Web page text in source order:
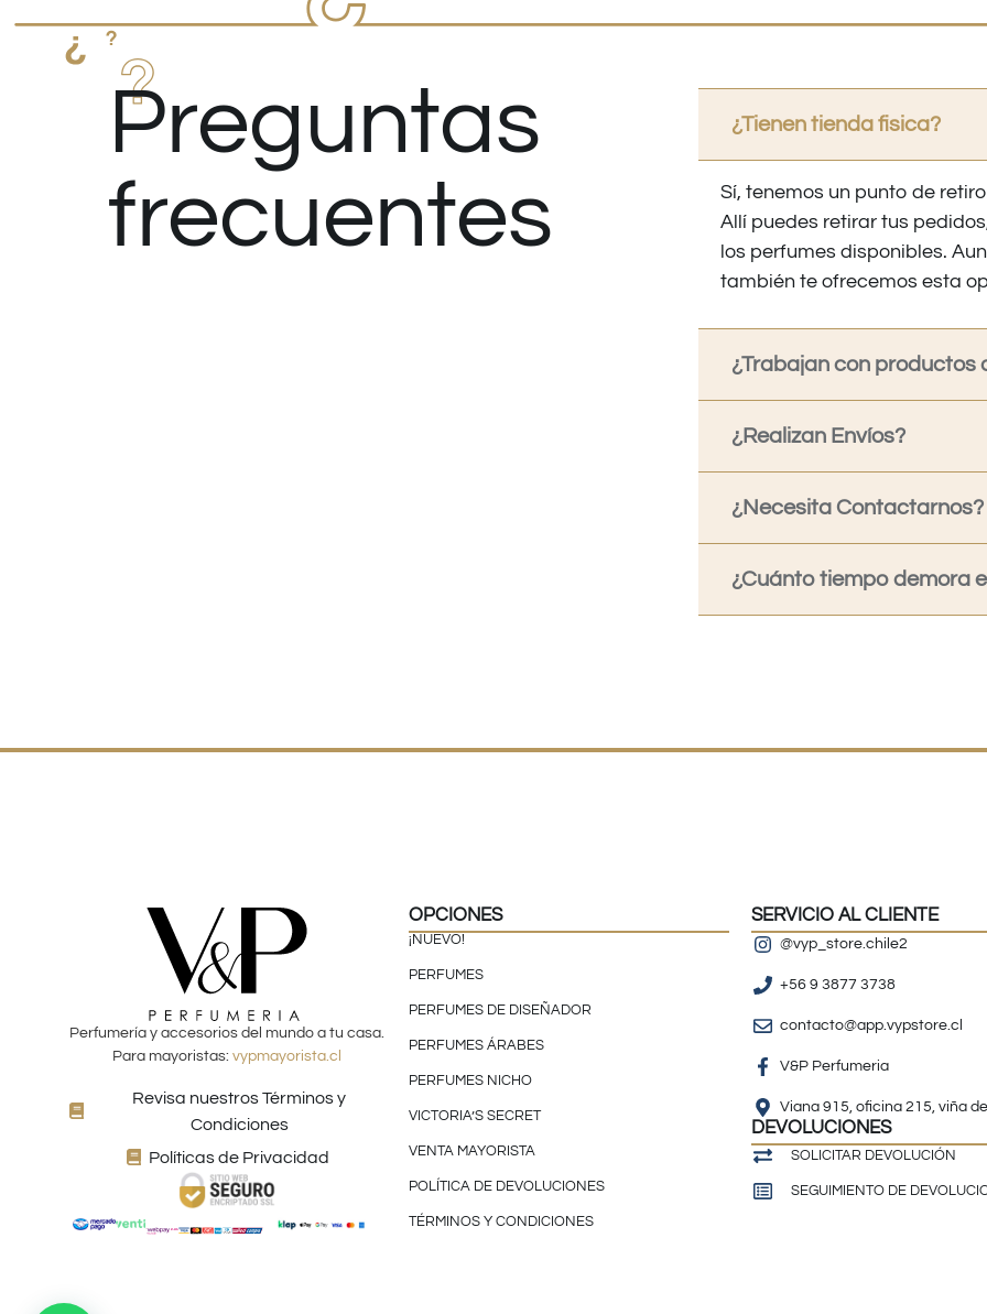
Preguntas
frecuentes
¿Tienen tienda fisica?
Sí, tenemos un punto de
Allí puedes retirar tus
los perfumes disponibles.
también te ofrecemos esta
¿Trabajan con productos
¿Realizan Envíos?
¿Necesita Contactarnos?
¿Cuánto tiempo demora
Perfumería y accesorios del mundo a tu casa.
Para mayoristas: vypmayorista.cl
Revisa nuestros Términos y
Condiciones
Políticas de Privacidad
OPCIONES
¡NUEVO!
PERFUMES
PERFUMES DE DISEÑADOR
PERFUMES ÁRABES
PERFUMES NICHO
VICTORIA’S SECRET
VENTA MAYORISTA
POLÍTICA DE DEVOLUCIONES
TÉRMINOS Y CONDICIONES
SERVICIO AL CLIENTE
@vyp_store.chile2
+56 9 3877 3738
contacto@app.vypstore.cl
V&P Perfumeria
Viana 915, oficina 215, viña
DEVOLUCIONES
SOLICITAR DEVOLUCIÓN
SEGUIMIENTO DE